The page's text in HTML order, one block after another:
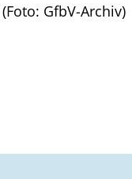
GfbV-Archiv)